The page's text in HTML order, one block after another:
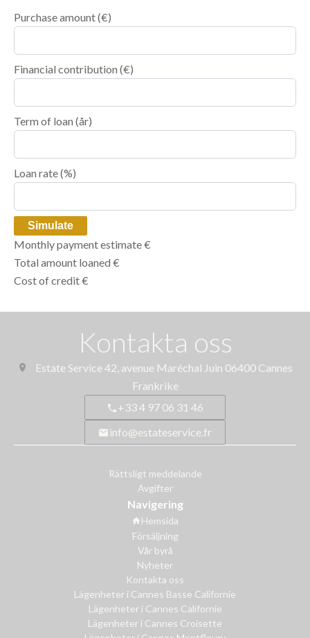
Purchase amount(€)
Financial contribution (€)
Term of loan (år)
Loan rate(%)
Simulate
Monthly payment estimate€
Total amount loaned €
Cost of credit€
Kontakta oss
Estate Service42, avenue Maréchal Juin 06400 Cannes
Frankrike
+33 4 97 06 31 46
info@estateservice.fr
Rättsligt meddelande
Avgifter
Navigering
Hemsida
Försäljning
Vår byrå
Nyheter
Kontakta oss
Lägenheter i Cannes Basse Californie
Lägenheter i Cannes Californie
Lägenheter i Cannes Croisette